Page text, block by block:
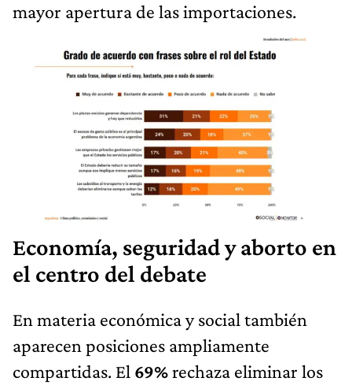
mayor apertura de las importaciones.
Economía, seguridad y aborto en
el centro del debate
En materia económica y social también
aparecen posiciones ampliamente
compartidas. El 69%rechaza eliminar los